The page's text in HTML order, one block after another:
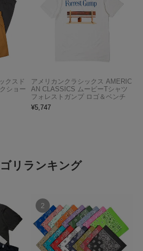
クスド
ショー
アメリカンクラシックス AMERIC
AN CLASSICS ムービーTシャツ
フォレストガンプ ロゴ＆ベンチ
¥5,747
リランキング